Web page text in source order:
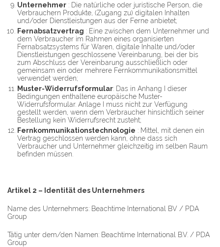
Unternehmer : Die natürliche oder juristische Person, die
Verbrauchern Produkte, (Zugang zu) digitalen Inhalten
und/oder Dienstleistungen aus der Ferne anbietet;
Fernabsatzvertrag : Eine zwischen dem Unternehmer und
dem Verbraucher im Rahmen eines organisierten
Fernabsatzsystems für Waren, digitale Inhalte und/oder
Dienstleistungen geschlossene Vereinbarung, bei der bis
zum Abschluss der Vereinbarung ausschließlich oder
gemeinsam ein oder mehrere Fernkommunikationsmittel
verwendet werden;
Muster-Widerrufsformular: Das in Anhang I dieser
Bedingungen enthaltene europäische Muster-
Widerrufsformular. Anlage I muss nicht zur Verfügung
gestellt werden, wenn dem Verbraucher hinsichtlich seiner
Bestellung kein Widerrufsrecht zusteht;
Fernkommunikationstechnologie : Mittel, mit denen ein
Vertrag geschlossen werden kann, ohne dass sich
Verbraucher und Unternehmer gleichzeitig im selben Raum
befinden müssen.
Artikel 2 – Identität des Unternehmers
Name des Unternehmers: Beachtime International BV / PDA
Group
Tätig unter dem/den Namen: Beachtime International B.V. / PDA
Group